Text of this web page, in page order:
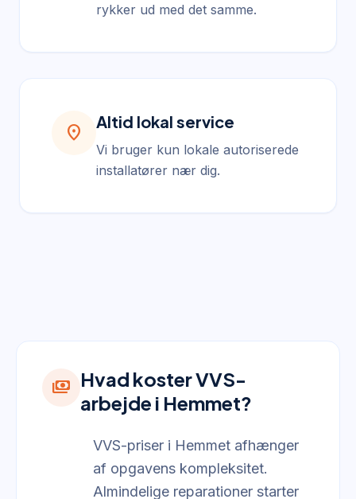
rykker ud med det samme.
location_on
Altid lokal service
Vi bruger kun lokale autoriserede
installatører nær dig.
payments Hvad koster VVS-
arbejde i Hemmet?
VVS-priser i Hemmet afhænger
af opgavens kompleksitet.
Almindelige reparationer starter